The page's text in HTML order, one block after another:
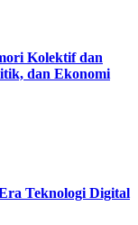
Kolektif dan
dan Ekonomi
Teknologi Digital